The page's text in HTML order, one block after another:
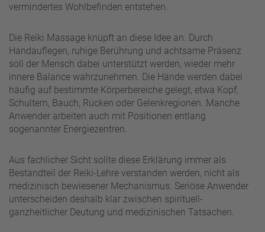
vermindertes Wohlbefinden entstehen.
Die Reiki Massage knüpft an diese Idee an. Durch
Handauflegen, ruhige Berührung und achtsame Präsenz
soll der Mensch dabei unterstützt werden, wieder mehr
innere Balance wahrzunehmen. Die Hände werden dabei
häufig auf bestimmte Körperbereiche gelegt, etwa Kopf,
Schultern, Bauch, Rücken oder Gelenkregionen. Manche
Anwender arbeiten auch mit Positionen entlang
sogenannter Energiezentren.
Aus fachlicher Sicht sollte diese Erklärung immer als
Bestandteil der Reiki-Lehre verstanden werden, nicht als
medizinisch bewiesener Mechanismus. Seriöse Anwender
unterscheiden deshalb klar zwischen spirituell-
ganzheitlicher Deutung und medizinischen Tatsachen.